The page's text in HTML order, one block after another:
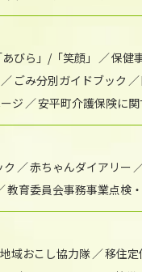
びら」/「笑顔」 保健
ごみ分別ガイドブック
ジ
安平町介護保険に
赤ちゃんダイアリー
教育委員会事務事業点検
地域おこし協力隊 移住定